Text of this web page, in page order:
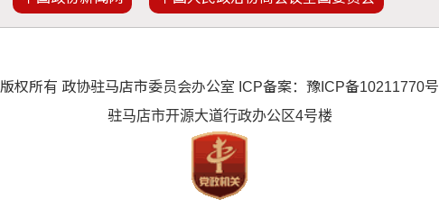
版权所有 政协驻马店市委员会办公室 ICP备案： 豫ICP备10211770号
驻马店市开源大道行政办公区4号楼